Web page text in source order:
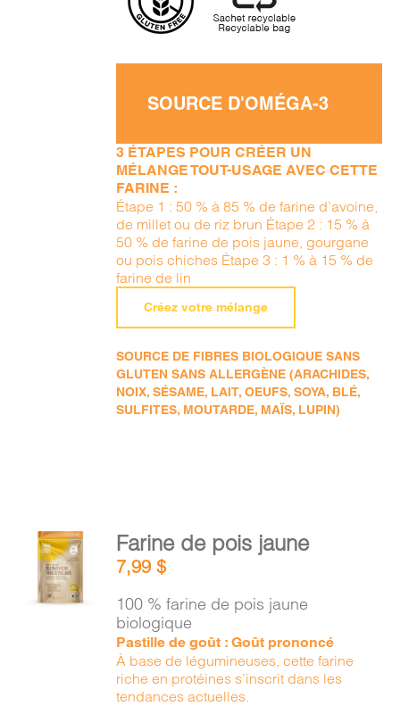
SOURCE D'OMÉGA-3
3 ÉTAPES POUR CRÉER UN
MÉLANGE TOUT-USAGE AVEC CETTE
FARINE :
Étape 1 : 50 % à 85 % de farine d’avoine,
de millet ou de riz brun Étape 2 : 15 % à
50 % de farine de pois jaune, gourgane
ou pois chiches Étape 3 : 1 % à 15 % de
farine de lin
Créez votre mélange
SOURCE DE FIBRES BIOLOGIQUE SANS
GLUTEN SANS ALLERGÈNE (ARACHIDES,
NOIX, SÉSAME, LAIT, OEUFS, SOYA, BLÉ,
SULFITES, MOUTARDE, MAÏS, LUPIN)
AJOUTER
AU
PANIER
/
Farine de pois jaune
7,99$
100 % farine de pois jaune
biologique
Pastille de goût : Goût prononcé
À base de légumineuses, cette farine
riche en protéines s’inscrit dans les
tendances actuelles.